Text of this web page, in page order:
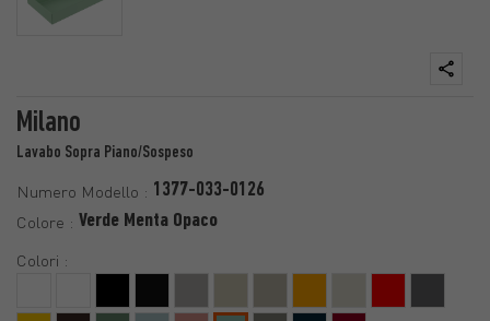
Milano
Lavabo Sopra Piano/Sospeso
Numero Modello : 1377-033-0126
Colore : Verde Menta Opaco
Colori :